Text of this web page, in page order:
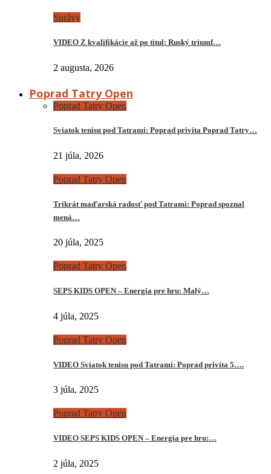
Správy
VIDEO Z kvalifikácie až po titul: Ruský triumf…
2 augusta, 2026
Poprad Tatry Open
Poprad Tatry Open
Sviatok tenisu pod Tatrami: Poprad privíta Poprad Tatry…
21 júla, 2026
Poprad Tatry Open
Trikrát maďarská radosť pod Tatrami: Poprad spoznal
mená…
20 júla, 2025
Poprad Tatry Open
SEPS KIDS OPEN – Energia pre hru: Malý…
4 júla, 2025
Poprad Tatry Open
VIDEO Sviatok tenisu pod Tatrami: Poprad privíta 5….
3 júla, 2025
Poprad Tatry Open
VIDEO SEPS KIDS OPEN – Energia pre hru:…
2 júla, 2025